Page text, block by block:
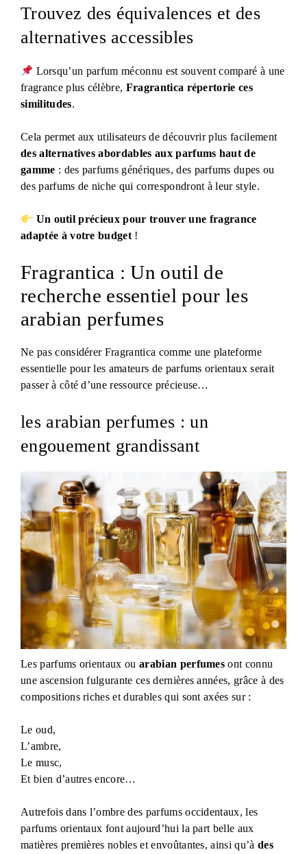
Trouvez des équivalences et des
alternatives accessibles
Lorsqu’un parfum méconnu est souvent comparé à une
fragrance plus célèbre, Fragrantica répertorie ces
similitudes.
Cela permet aux utilisateurs de découvrir plus facilement
des alternatives abordables aux parfums haut de
gamme : des parfums génériques, des parfums dupes ou
des parfums de niche qui correspondront à leur style.
Un outil précieux pour trouver une fragrance
adaptée à votre budget !
Fragrantica : Un outil de
recherche essentiel pour les
arabian perfumes
Ne pas considérer Fragrantica comme une plateforme
essentielle pour les amateurs de parfums orientaux serait
passer à côté d’une ressource précieuse…
les arabian perfumes : un
engouement grandissant
Les parfums orientaux ou arabian perfumes ont connu
une ascension fulgurante ces dernières années, grâce à des
compositions riches et durables qui sont axées sur :
Le oud,
L’ambre,
Le musc,
Et bien d’autres encore…
Autrefois dans l’ombre des parfums occidentaux, les
parfums orientaux font aujourd’hui la part belle aux
matières premières nobles et envoûtantes, ainsi qu’à des